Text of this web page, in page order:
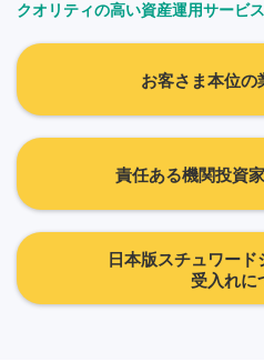
クオリティの高い資産運用サービ
お客さま本位の
責任ある機関投資
日本版スチュワー
受入れに